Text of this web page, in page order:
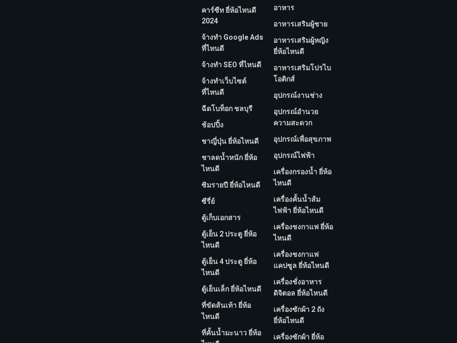
คาร์ซีท ยี่ห้อไหนดี
2024
จ้างทํา Google Ads
ที่ไหนดี
จ้างทํา SEO ที่ไหนดี
จ้างทําเว็บไซต์
ที่ไหนดี
ฉีดโบท็อก ชลบุรี
ช้อปปิ้ง
ชาญี่ปุ่น ยี่ห้อไหนดี
ชาลดน้ำหนัก ยี่ห้อ
ไหนดี
ซิมรายปี ยี่ห้อไหนดี
ซีรี่ย์
ตู้เก็บเอกสาร
ตู้เย็น 2 ประตู ยี่ห้อ
ไหนดี
ตู้เย็น 4 ประตู ยี่ห้อ
ไหนดี
ตู้เย็นเล็ก ยี่ห้อไหนดี
ที่ขัดส้นเท้า ยี่ห้อ
ไหนดี
ที่คั้นน้ำมะนาว ยี่ห้อ
อาหาร
อาหารเสริมผู้ชาย
อาหารเสริมผู้หญิง
ยี่ห้อไหนดี
อาหารเสริมโปรไบ
โอติกส์
อุปกรณ์งานช่าง
อุปกรณ์อำนวย
ความสะดวก
อุปกรณ์เพื่อสุขภาพ
อุปกรณ์ไฟฟ้า
เครื่องกรองน้ำ ยี่ห้อ
ไหนดี
เครื่องคั้นน้ำส้ม
ไฟฟ้า ยี่ห้อไหนดี
เครื่องชงกาแฟ ยี่ห้อ
ไหนดี
เครื่องชงกาแฟ
แคปซูล ยี่ห้อไหนดี
เครื่องชั่งอาหาร
ดิจิตอล ยี่ห้อไหนดี
เครื่องซักผ้า 2 ถัง
ยี่ห้อไหนดี
เครื่องซักผ้า ยี่ห้อ